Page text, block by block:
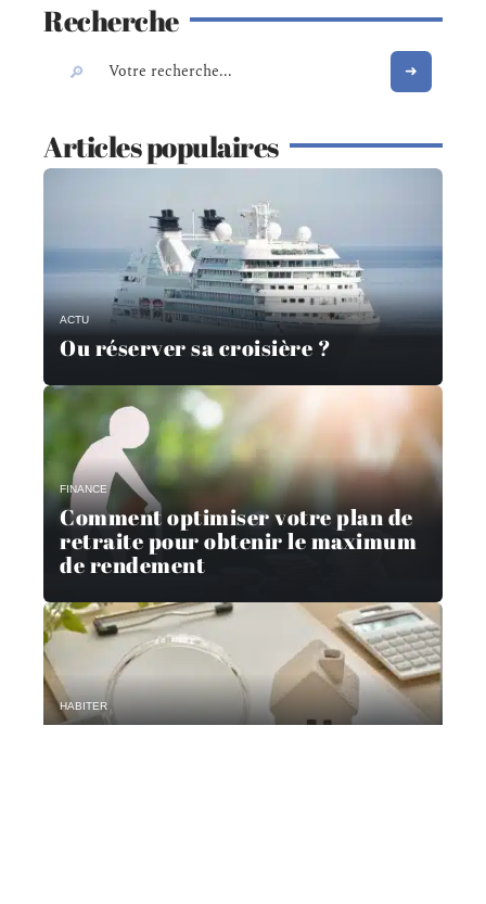
Recherche
Articles populaires
ACTU
Ou réserver sa croisière ?
FINANCE
Comment optimiser votre plan de
retraite pour obtenir le maximum
de rendement
HABITER
Les principales erreurs à éviter